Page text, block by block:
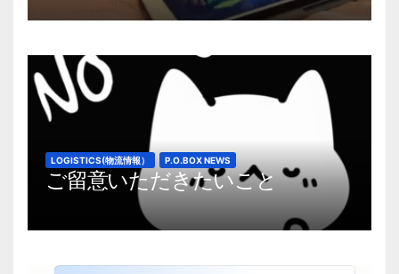
LOGISTICS(物流情報） P.O.BOX NEWS
ご留意いただきたいこと